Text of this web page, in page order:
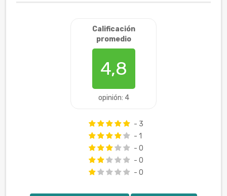
Calificación
promedio
4,8
opinión: 4
- 3
- 1
- 0
- 0
- 0